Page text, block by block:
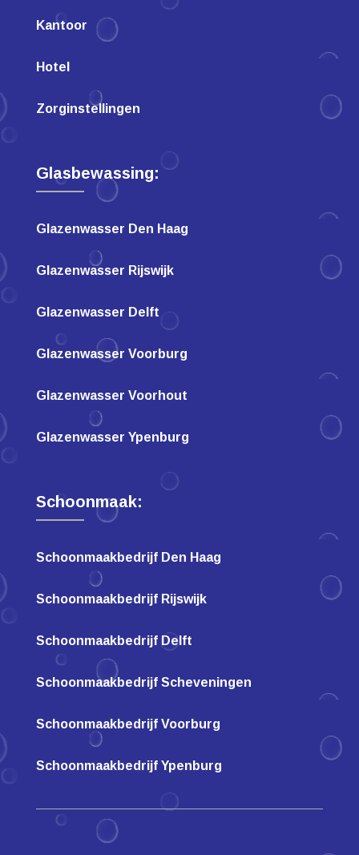
Kantoor
Hotel
Zorginstellingen
Glasbewassing:
Glazenwasser Den Haag
Glazenwasser Rijswijk
Glazenwasser Delft
Glazenwasser Voorburg
Glazenwasser Voorhout
Glazenwasser Ypenburg
Schoonmaak:
Schoonmaakbedrijf Den Haag
Schoonmaakbedrijf Rijswijk
Schoonmaakbedrijf Delft
Schoonmaakbedrijf Scheveningen
Schoonmaakbedrijf Voorburg
Schoonmaakbedrijf Ypenburg